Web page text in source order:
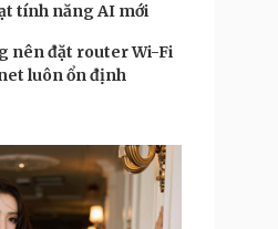
tính năng AI mới
nên đặt router Wi-Fi
luôn ổn định